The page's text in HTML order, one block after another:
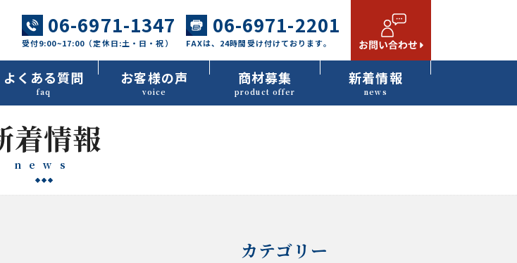
06-6971-1347
受付9:00~17:00（定休日:土・日・祝）
06-6971-2201
FAXは、24時間受け付けております。
よくある質問
faq
お客様の声
voice
商材募集
product offer
新着情報
news
着情報
news
カテゴリー